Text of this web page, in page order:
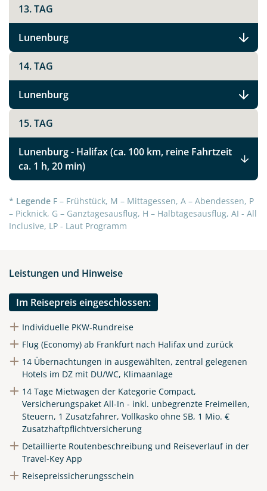
Teile diese Reise
Prince Edward Island und New Brunswick
Instagram
WhatsApp
Telegram
per E-Mail senden
Link kopieren
13. TAG
Lunenburg
14. TAG
Lunenburg
15. TAG
Lunenburg - Halifax (ca. 100 km, reine Fahrtzeit
ca. 1 h, 20 min)
* Legende F – Frühstück, M – Mittagessen, A – Abendessen, P
– Picknick, G – Ganztagesausflug, H – Halbtagesausflug, AI - All
Inclusive, LP - Laut Programm
Leistungen und Hinweise
Im Reisepreis eingeschlossen:
Individuelle PKW-Rundreise
Flug (Economy) ab Frankfurt nach Halifax und zurück
14 Übernachtungen in ausgewählten, zentral gelegenen
Hotels im DZ mit DU/WC, Klimaanlage
14 Tage Mietwagen der Kategorie Compact,
Versicherungspaket All-In - inkl. unbegrenzte Freimeilen,
Steuern, 1 Zusatzfahrer, Vollkasko ohne SB, 1 Mio. €
Zusatzhaftpflichtversicherung
Detaillierte Routenbeschreibung und Reiseverlauf in der
Travel-Key App
Reisepreissicherungsschein